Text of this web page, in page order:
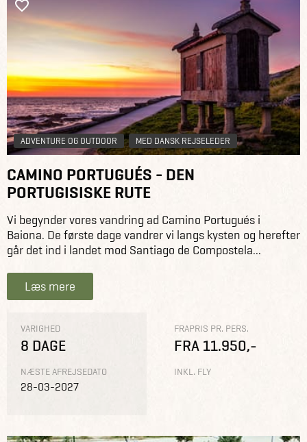
ADVENTURE OG OUTDOOR MED DANSK REJSELEDER
CAMINO PORTUGUÉS - DEN
PORTUGISISKE RUTE
Vi begynder vores vandring ad Camino Portugués i
Baiona. De første dage vandrer vi langs kysten og herefter
går det ind i landet mod Santiago de Compostela...
Læs mere
VARIGHED
8 DAGE
NÆSTE AFREJSEDATO
28-03-2027
FRAPRIS PR. PERS.
FRA 11.950,-
INKL. FLY